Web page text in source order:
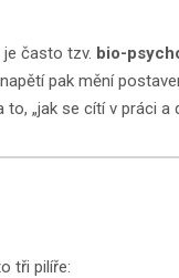
často tzv. bio-
pak mění
„jak se cítí v práci a
tři pilíře: